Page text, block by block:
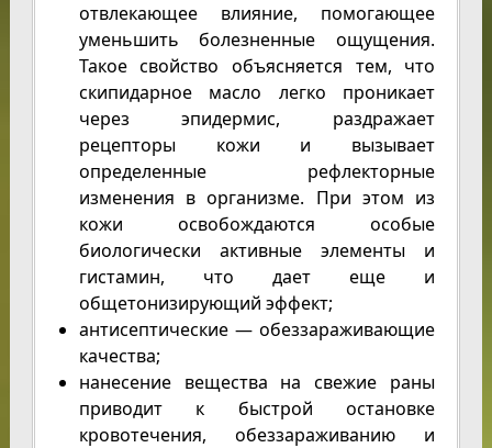
отвлекающее влияние, помогающее
уменьшить болезненные ощущения.
Такое свойство объясняется тем, что
скипидарное масло легко проникает
через эпидермис, раздражает
рецепторы кожи и вызывает
определенные рефлекторные
изменения в организме. При этом из
кожи освобождаются особые
биологически активные элементы и
гистамин, что дает еще и
общетонизирующий эффект;
антисептические — обеззараживающие
качества;
нанесение вещества на свежие раны
приводит к быстрой остановке
кровотечения, обеззараживанию и